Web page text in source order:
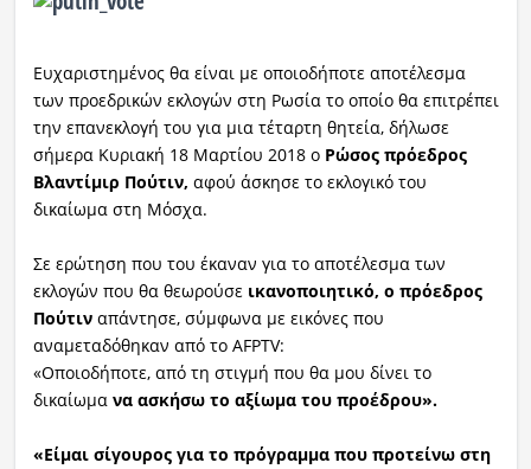
Ευχαριστημένος θα είναι με οποιοδήποτε αποτέλεσμα
των προεδρικών εκλογών στη Ρωσία το οποίο θα επιτρέπει
την επανεκλογή του για μια τέταρτη θητεία, δήλωσε
σήμερα Κυριακή 18 Μαρτίου 2018 ο Ρώσος πρόεδρος
Βλαντίμιρ Πούτιν, αφού άσκησε το εκλογικό του
δικαίωμα στη Μόσχα.
Σε ερώτηση που του έκαναν για το αποτέλεσμα των
εκλογών που θα θεωρούσε ικανοποιητικό, ο πρόεδρος
Πούτιναπάντησε, σύμφωνα με εικόνες που
αναμεταδόθηκαν από το AFPTV:
«Οποιοδήποτε, από τη στιγμή που θα μου δίνει το
δικαίωμα να ασκήσω το αξίωμα του προέδρου».
«Είμαι σίγουρος για το πρόγραμμα που προτείνω στη